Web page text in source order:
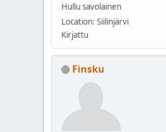
Hullu savolainen
Location: Siilinjärvi
Kirjattu
Finsku